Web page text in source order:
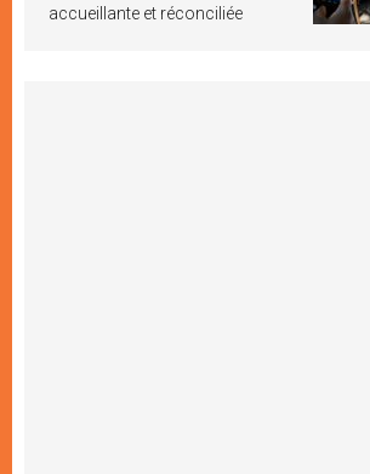
accueillante et réconciliée